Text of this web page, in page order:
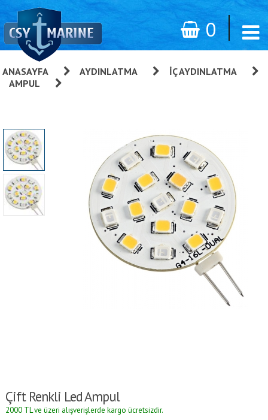
0
ANASAYFA »AYDINLATMA
İÇ AYDINLATMA
AMPUL
Çift Renkli Led Ampul
2000 TL ve üzeri alışverişlerde kargo ücretsizdir.